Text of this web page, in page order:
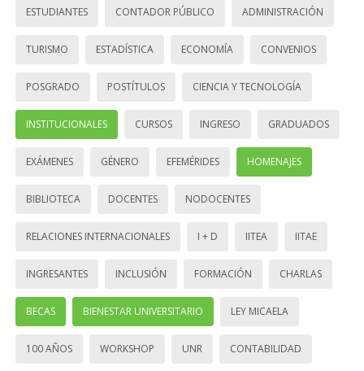
ESTUDIANTES CONTADOR PÚBLICO ADMINISTRACIÓN
TURISMO ESTADÍSTICA ECONOMÍA CONVENIOS
POSGRADO POSTÍTULOS CIENCIA Y TECNOLOGÍA
INSTITUCIONALES CURSOS INGRESO GRADUADOS
EXÁMENES GÉNERO EFEMÉRIDES HOMENAJES
BIBLIOTECA DOCENTES NODOCENTES
RELACIONES INTERNACIONALES I + D IITEA IITAE
INGRESANTES INCLUSIÓN FORMACIÓN CHARLAS
BECAS BIENESTAR UNIVERSITARIO LEY MICAELA
100 AÑOS WORKSHOP UNR CONTABILIDAD